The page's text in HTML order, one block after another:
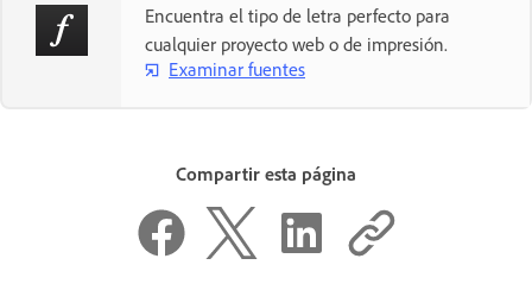
Encuentra el tipo de letra perfecto para
cualquier proyecto web o de impresión.
Examinar fuentes
Compartir esta página